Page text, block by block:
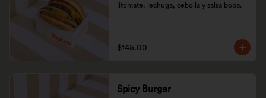
jitomate, lechuga, cebolla y salsa boba.
$145.00
Spicy Burger